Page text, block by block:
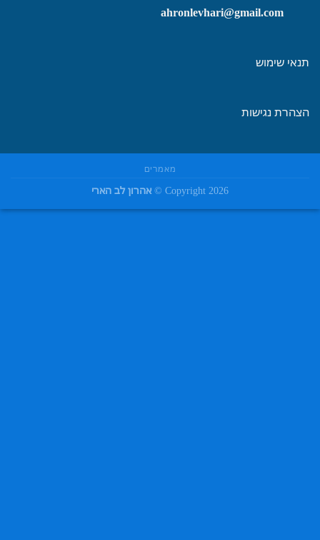
ahronlevhari@gmail.com
תנאי שימוש
הצהרת נגישות
מאמרים
Copyright 2026 © אהרון לב הארי